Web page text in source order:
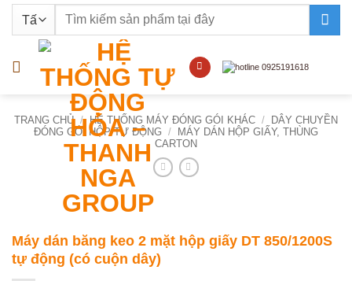
nội
Tìm
TRANG CHỦ / HỆ THỐNG MÁY ĐÓNG GÓI KHÁC /
DÂY CHUYỀN
ĐÓNG GÓI HỘP TỰ ĐỘNG /
MÁY DÁN HỘP GIẤY, THÙNG
CARTON
Máy dán băng keo 2 mặt hộp giấy DT 850/1200S
tự động (có cuộn dây)